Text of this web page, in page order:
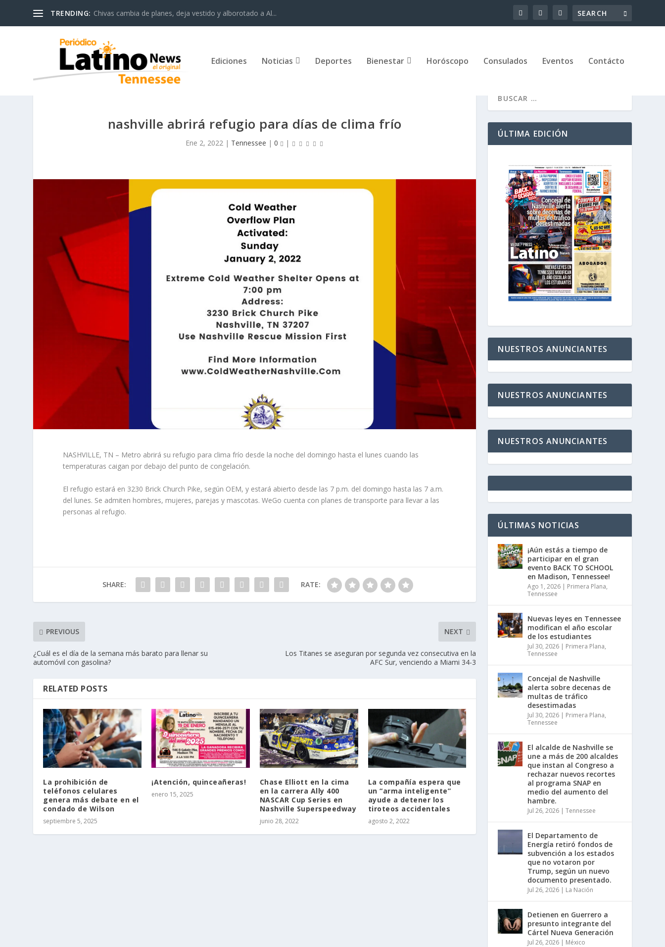
TRENDING: Chivas cambia de planes, deja vestido y alborotado a Al...
Ediciones Noticias Deportes Bienestar Horóscopo Consulados Eventos Contácto
nashville abrirá refugio para días de clima frío
Ene 2, 2022| Tennessee | 0 |
NASHVILLE, TN – Metro abrirá su refugio para clima frío desde la noche del domingo hasta el lunes cuando las
temperaturas caigan por debajo del punto de congelación.
El refugio estará en 3230 Brick Church Pike, según OEM, y estará abierto desde las 7 p.m. del domingo hasta las 7 a.m.
del lunes. Se admiten hombres, mujeres, parejas y mascotas. WeGo cuenta con planes de transporte para llevar a las
personas al refugio.
SHARE: RATE:
PREVIOUS
¿Cuál es el día de la semana más barato para llenar su
automóvil con gasolina?
NEXT
Los Titanes se aseguran por segunda vez consecutiva en la
AFC Sur, venciendo a Miami 34-3
RELATED POSTS
La prohibición de
teléfonos celulares
genera más debate en el
condado de Wilson
septiembre 5, 2025
¡Atención, quinceañeras!
enero 15, 2025
Chase Elliott en la cima
en la carrera Ally 400
NASCAR Cup Series en
Nashville Superspeedway
junio 28, 2022
La compañía espera que
un “arma inteligente”
ayude a detener los
tiroteos accidentales
agosto 2, 2022
ÚLTIMA EDICIÓN
NUESTROS ANUNCIANTES
NUESTROS ANUNCIANTES
NUESTROS ANUNCIANTES
ÚLTIMAS NOTICIAS
¡Aún estás a tiempo de
participar en el gran
evento BACK TO SCHOOL
en Madison, Tennessee!
Ago 1, 2026 | Primera Plana,
Tennessee
Nuevas leyes en Tennessee
modifican el año escolar
de los estudiantes
Jul 30, 2026 | Primera Plana,
Tennessee
Concejal de Nashville
alerta sobre decenas de
multas de tráfico
desestimadas
Jul 30, 2026 | Primera Plana,
Tennessee
El alcalde de Nashville se
une a más de 200 alcaldes
que instan al Congreso a
rechazar nuevos recortes
al programa SNAP en
medio del aumento del
hambre.
Jul 26, 2026 |Tennessee
El Departamento de
Energía retiró fondos de
subvención a los estados
que no votaron por
Trump, según un nuevo
documento presentado.
Jul 26, 2026 | La Nación
Detienen en Guerrero a
presunto integrante del
Cártel Nueva Generación
Jul 26, 2026 | México